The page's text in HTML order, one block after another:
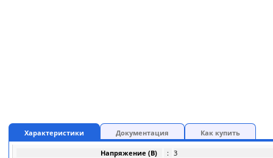
Характеристики Документация Как купить
Напряжение (В) : 3